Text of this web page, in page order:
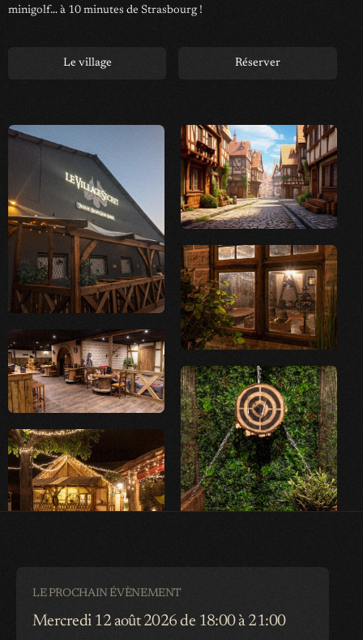
minigolf… à 10 minutes de Strasbourg !
Le village Réserver
LE PROCHAIN ÉVÈNEMENT
Mercredi 12 août 2026 de 18:00 à 21:00